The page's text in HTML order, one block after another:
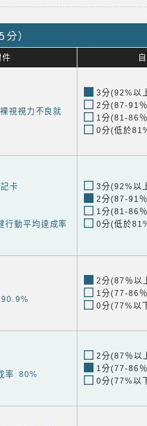
）
件
視視力不良就
3分(92%以
2分(87-91
1分(81-86
0分(低於
卡
動平均達成率
3分(92%以
2分(87-91
1分(81-86
0分(低於
2分(87％以
1分(77-86
0分(77%以
率 80%
2分(87％以
1分(77-86
0分(77%以